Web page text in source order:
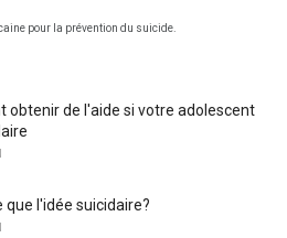
pour la prévention du suicide.
obtenir de l'aide si votre adolescent
que l'idée suicidaire?